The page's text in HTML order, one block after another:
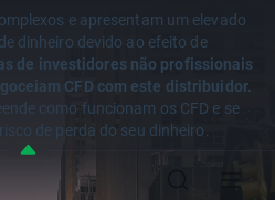
e apresentam um elevado
dinheiro devido ao efeito de
de investidores não profissionais
CFD com este distribuidor.
como funcionam os CFD e se
de perda do seu dinheiro.